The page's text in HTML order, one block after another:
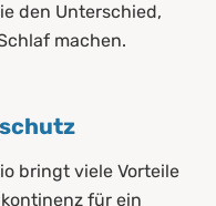
den Unterschied,
machen.
bringt viele Vorteile
für ein